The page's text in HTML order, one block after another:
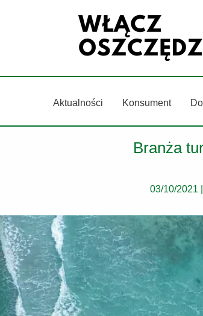
Aktualności Konsument
Branża
03/10/2021